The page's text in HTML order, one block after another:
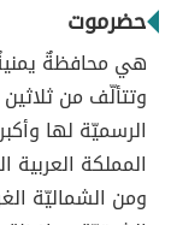
حضرموت
هي محافظةٌ
وتتألّف من
الرسميّة لها
المملكة العربية
ومن الشماليّة